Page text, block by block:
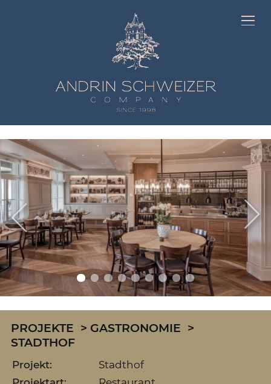
PROJEKTE
GASTRONOMIE
STADTHOF
Projekt:
Stadthof